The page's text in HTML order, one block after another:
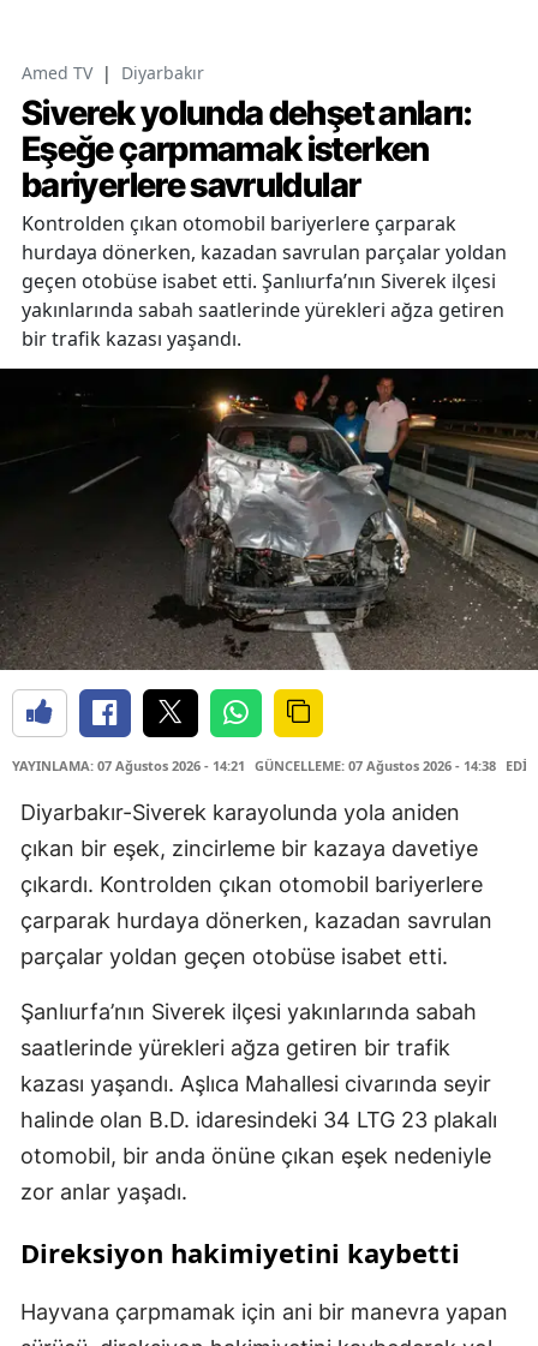
Amed TV | Diyarbakır
Siverek yolunda dehşet anları:
Eşeğe çarpmamak isterken
bariyerlere savruldular
Kontrolden çıkan otomobil bariyerlere çarparak
hurdaya dönerken, kazadan savrulan parçalar yoldan
geçen otobüse isabet etti. Şanlıurfa’nın Siverek ilçesi
yakınlarında sabah saatlerinde yürekleri ağza getiren
bir trafik kazası yaşandı.
YAYINLAMA: 07 Ağustos 2026 - 14:21 GÜNCELLEME: 07 Ağustos 2026 - 14:38
Diyarbakır-Siverek karayolunda yola aniden
çıkan bir eşek, zincirleme bir kazaya davetiye
çıkardı. Kontrolden çıkan otomobil bariyerlere
çarparak hurdaya dönerken, kazadan savrulan
parçalar yoldan geçen otobüse isabet etti.
Şanlıurfa’nın Siverek ilçesi yakınlarında sabah
saatlerinde yürekleri ağza getiren bir trafik
kazası yaşandı. Aşlıca Mahallesi civarında seyir
halinde olan B.D. idaresindeki 34 LTG 23 plakalı
otomobil, bir anda önüne çıkan eşek nedeniyle
zor anlar yaşadı.
Direksiyon hakimiyetini kaybetti
Hayvana çarpmamak için ani bir manevra yapan